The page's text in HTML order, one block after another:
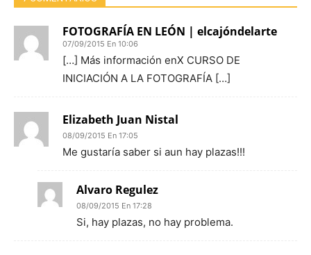
FOTOGRAFÍA EN LEÓN | elcajóndelarte
07/09/2015 En 10:06
[…] Más información enX CURSO DE
INICIACIÓN A LA FOTOGRAFÍA […]
Elizabeth Juan Nistal
08/09/2015 En 17:05
Me gustaría saber si aun hay plazas!!!
Alvaro Regulez
08/09/2015 En 17:28
Si, hay plazas, no hay problema.